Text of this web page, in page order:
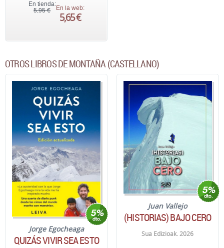
En tienda:
5,95 €
En la web:
5,65 €
OTROS LIBROS DE MONTAÑA (CASTELLANO)
Jorge Egocheaga
QUIZÁS VIVIR SEA ESTO
Juan Vallejo
(HISTORIAS) BAJO CERO
Sua Edizioak. 2026